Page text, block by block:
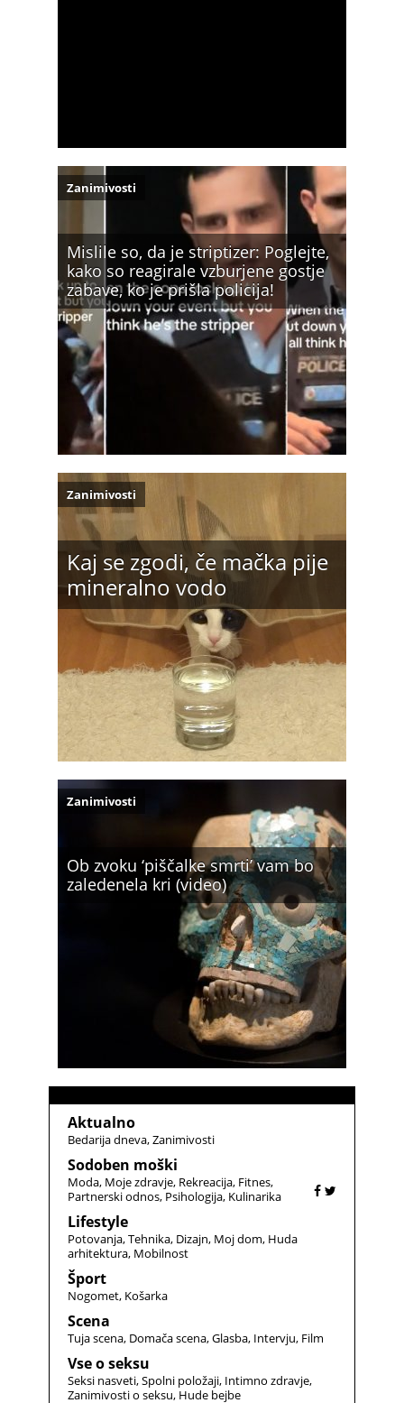
Mislile so, da je striptizer: Poglejte,
kako so reagirale vzburjene gostje
zabave, ko je prišla policija!
Zanimivosti
Kaj se zgodi, če mačka pije
mineralno vodo
Zanimivosti
Ob zvoku ‘piščalke smrti’ vam bo
zaledenela kri (video)
Zanimivosti
Aktualno
Bedarija dneva Zanimivosti
Sodoben moški
Moda Moje zdravje Rekreacija Fitnes
Partnerski odnos Psihologija Kulinarika
Lifestyle
Potovanja Tehnika Dizajn Moj dom Huda
arhitektura Mobilnost
Šport
Nogomet Košarka
Scena
Tuja scena Domača scena Glasba Intervju Film
Vse o seksu
Seksi nasveti Spolni položaji Intimno zdravje
Zanimivosti o seksu Hude bejbe